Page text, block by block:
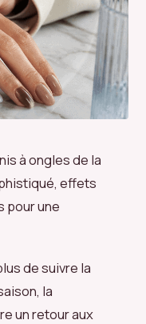
à ongles de la
effets
pour une
de suivre la
la
un retour aux